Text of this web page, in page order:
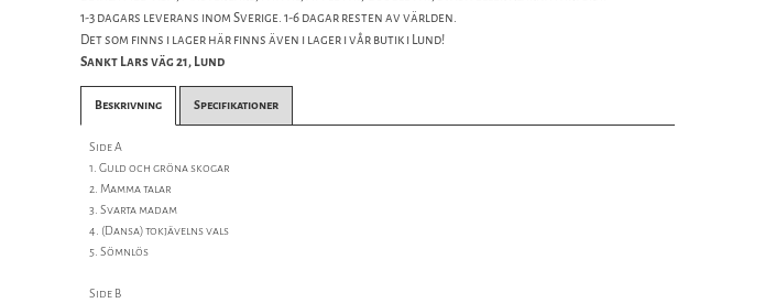
1-3 dagars leverans inom Sverige. 1-6 dagar resten av världen.
Det som finns i lager här finns även i lager i vår butik i Lund!
Sankt Lars väg 21, Lund
Beskrivning Specifikationer
Side A
1. Guld och gröna skogar
2. Mamma talar
3. Svarta madam
4. (Dansa) tokjävelns vals
5. Sömnlös
Side B